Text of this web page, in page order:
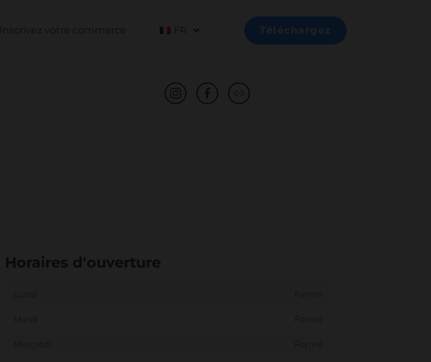
Inscrivez votre commerce FR Téléchargez
Horaires d'ouverture